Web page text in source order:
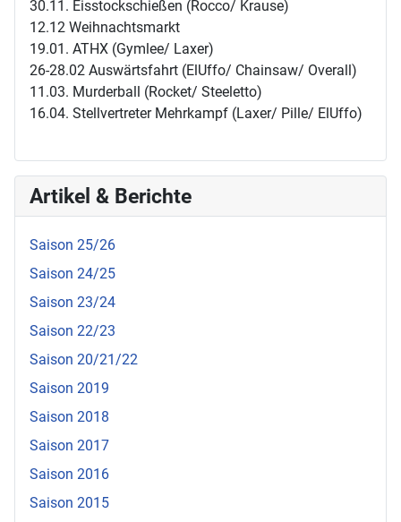
30.11. Eisstockschießen (Rocco/ Krause)
12.12 Weihnachtsmarkt
19.01. ATHX (Gymlee/ Laxer)
26-28.02 Auswärtsfahrt (ElUffo/ Chainsaw/ Overall)
11.03. Murderball (Rocket/ Steeletto)
16.04. Stellvertreter Mehrkampf (Laxer/ Pille/ ElUffo)
Artikel & Berichte
Saison 25/26
Saison 24/25
Saison 23/24
Saison 22/23
Saison 20/21/22
Saison 2019
Saison 2018
Saison 2017
Saison 2016
Saison 2015